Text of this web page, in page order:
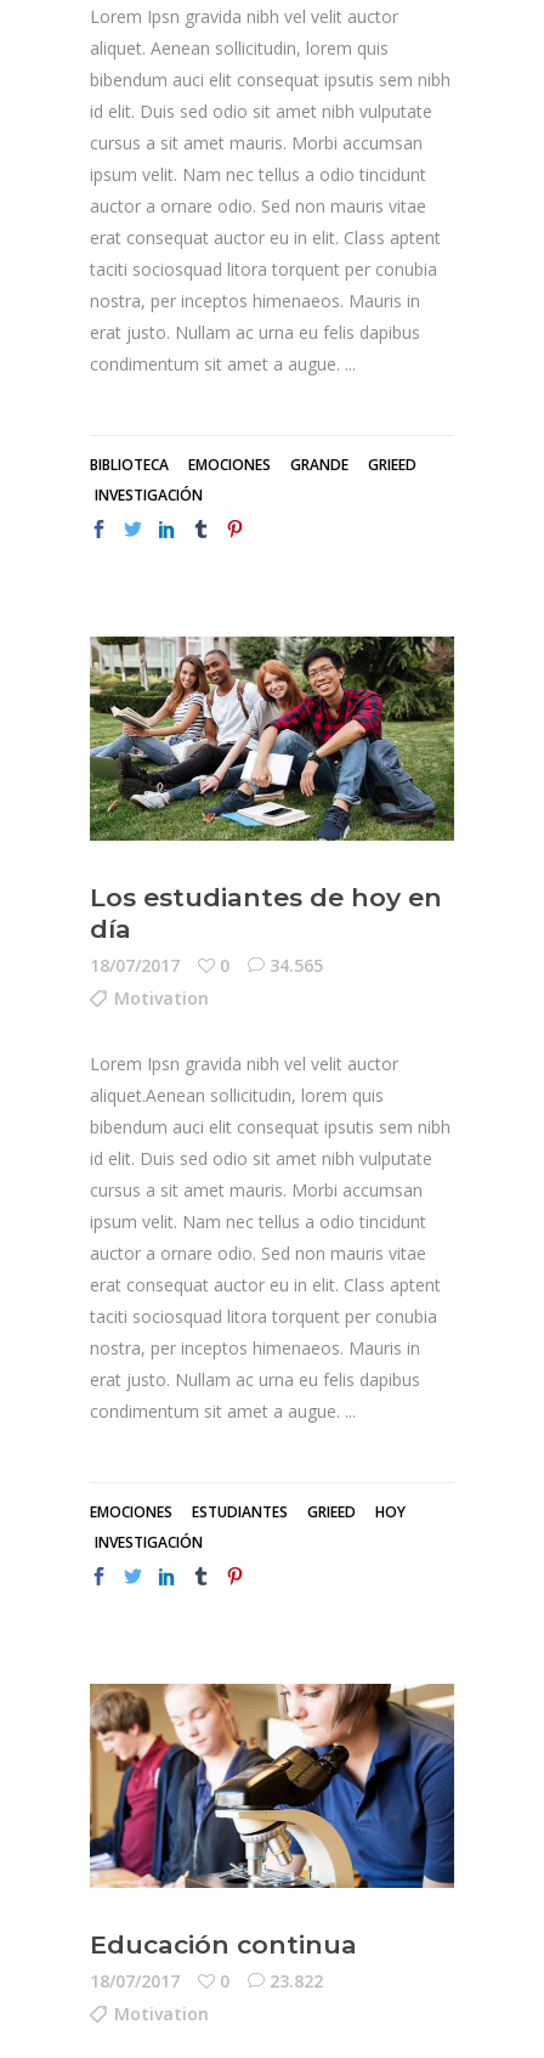
Lorem Ipsn gravida nibh vel velit auctor
aliquet. Aenean sollicitudin, lorem quis
bibendum auci elit consequat ipsutis sem nibh
id elit. Duis sed odio sit amet nibh vulputate
cursus a sit amet mauris. Morbi accumsan
ipsum velit. Nam nec tellus a odio tincidunt
auctor a ornare odio. Sed non mauris vitae
erat consequat auctor eu in elit. Class aptent
taciti sociosquad litora torquent per conubia
nostra, per inceptos himenaeos. Mauris in
erat justo. Nullam ac urna eu felis dapibus
condimentum sit amet a augue.
BIBLIOTECA EMOCIONES GRANDE
GRIEED
INVESTIGACIÓN
Los estudiantes de hoy en
día
18/07/2017 0
34.565
Motivation
Lorem Ipsn gravida nibh vel velit auctor
aliquet.Aenean sollicitudin, lorem quis
bibendum auci elit consequat ipsutis sem nibh
id elit. Duis sed odio sit amet nibh vulputate
cursus a sit amet mauris. Morbi accumsan
ipsum velit. Nam nec tellus a odio tincidunt
auctor a ornare odio. Sed non mauris vitae
erat consequat auctor eu in elit. Class aptent
taciti sociosquad litora torquent per conubia
nostra, per inceptos himenaeos. Mauris in
erat justo. Nullam ac urna eu felis dapibus
condimentum sit amet a augue.
EMOCIONES ESTUDIANTES GRIEED
HOY
INVESTIGACIÓN
Educación continua
18/07/2017 0
23.822
Motivation